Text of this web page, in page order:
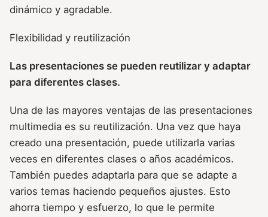
dinámico y agradable.
Flexibilidad y reutilización
Las presentaciones se pueden reutilizar y adaptar
para diferentes clases.
Una de las mayores ventajas de las presentaciones
multimedia es su reutilización. Una vez que haya
creado una presentación, puede utilizarla varias
veces en diferentes clases o años académicos.
También puedes adaptarla para que se adapte a
varios temas haciendo pequeños ajustes. Esto
ahorra tiempo y esfuerzo, lo que le permite